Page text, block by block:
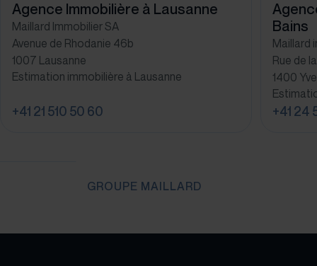
Agence Immobilière à Lausanne
Maillard Immobilier SA
Avenue de Rhodanie 46b
1007 Lausanne
Estimation immobilière à Lausanne
+41 21 510 50 60
Bains
Maillard
Rue de
1400
+41 24
GROUPE MAILLARD